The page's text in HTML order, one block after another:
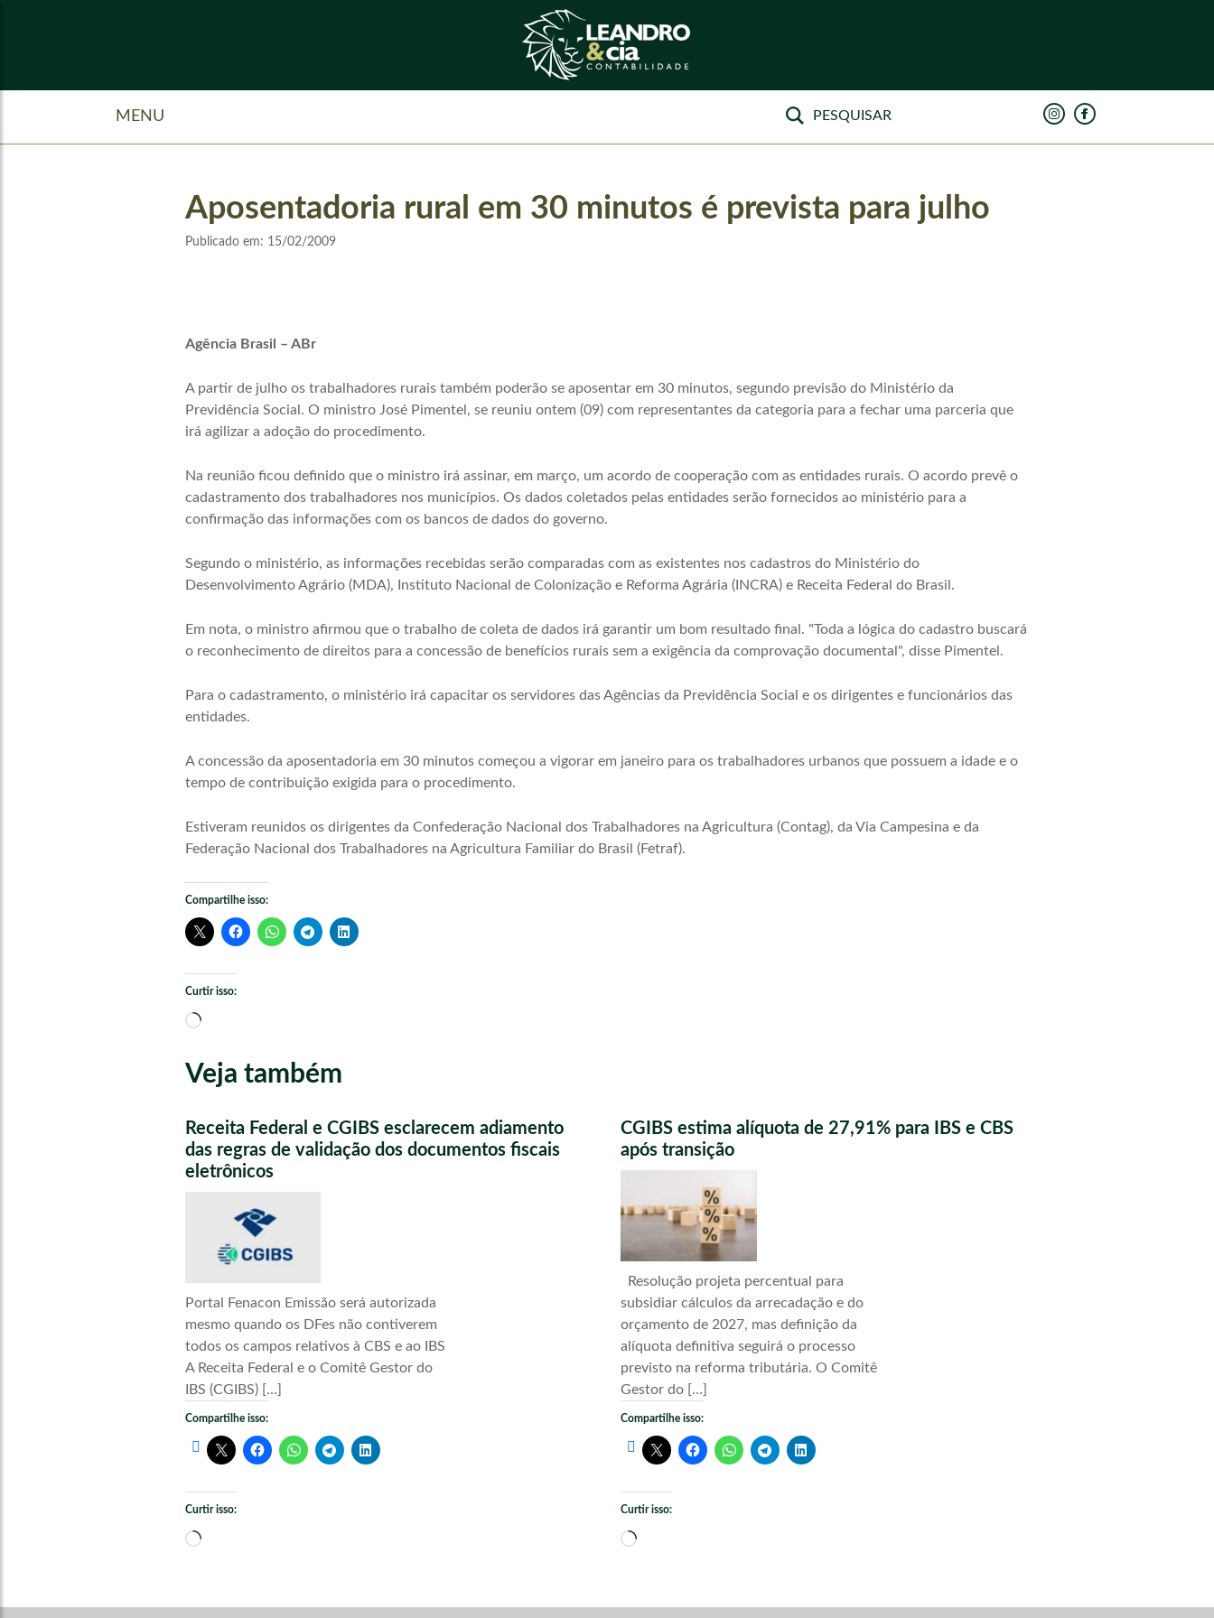
MENU
Aposentadoria rural em 30 minutos é prevista para julho
Publicado em: 15/02/2009
Agência Brasil – ABr
A partir de julho os trabalhadores rurais também poderão se aposentar em 30 minutos, segundo previsão do Ministério da
Previdência Social. O ministro José Pimentel, se reuniu ontem (09) com representantes da categoria para a fechar uma parceria que
irá agilizar a adoção do procedimento.
Na reunião ficou definido que o ministro irá assinar, em março, um acordo de cooperação com as entidades rurais. O acordo prevê o
cadastramento dos trabalhadores nos municípios. Os dados coletados pelas entidades serão fornecidos ao ministério para a
confirmação das informações com os bancos de dados do governo.
Segundo o ministério, as informações recebidas serão comparadas com as existentes nos cadastros do Ministério do
Desenvolvimento Agrário (MDA), Instituto Nacional de Colonização e Reforma Agrária (INCRA) e Receita Federal do Brasil.
Em nota, o ministro afirmou que o trabalho de coleta de dados irá garantir um bom resultado final. "Toda a lógica do cadastro buscará
o reconhecimento de direitos para a concessão de benefícios rurais sem a exigência da comprovação documental", disse Pimentel.
Para o cadastramento, o ministério irá capacitar os servidores das Agências da Previdência Social e os dirigentes e funcionários das
entidades.
A concessão da aposentadoria em 30 minutos começou a vigorar em janeiro para os trabalhadores urbanos que possuem a idade e o
tempo de contribuição exigida para o procedimento.
Estiveram reunidos os dirigentes da Confederação Nacional dos Trabalhadores na Agricultura (Contag), da Via Campesina e da
Federação Nacional dos Trabalhadores na Agricultura Familiar do Brasil (Fetraf).
Compartilhe isso:
Curtir isso:
Carregando...
Veja também
Receita Federal e CGIBS esclarecem adiamento
das regras de validação dos documentos fiscais
eletrônicos
Portal Fenacon Emissão será autorizada
mesmo quando os DFes não contiverem
todos os campos relativos à CBS e ao IBS
A Receita Federal e o Comitê Gestor do
IBS (CGIBS) […]
Compartilhe isso:
Curtir isso:
Carregando...
CGIBS estima alíquota de 27,91% para IBS e CBS
após transição
Resolução projeta percentual para
subsidiar cálculos da arrecadação e do
orçamento de 2027, mas definição da
alíquota definitiva seguirá o processo
previsto na reforma tributária. O Comitê
Gestor do […]
Compartilhe isso:
Curtir isso:
Carregando...